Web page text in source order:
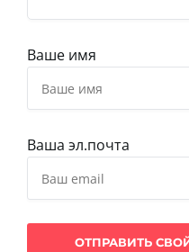
Ваше имя
Ваша эл.почта